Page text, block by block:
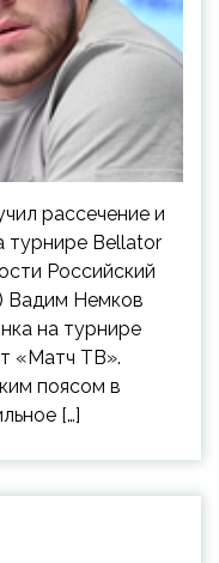
рассечение и
турнире Bellator
Российский
Вадим Немков
на турнире
«Матч ТВ».
поясом в
[…]